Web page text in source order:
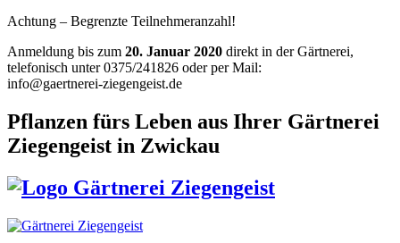
Achtung – Begrenzte Teilnehmeranzahl!
Anmeldung bis zum 20. Januar 2020 direkt in der Gärtnerei,
telefonisch unter 0375/241826 oder per Mail:
info@gaertnerei-ziegengeist.de
Pflanzen fürs Leben aus Ihrer Gärtnerei
Ziegengeist in Zwickau